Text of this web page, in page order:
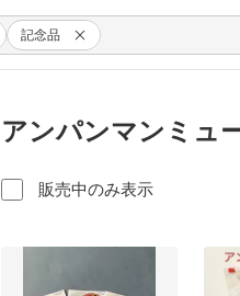
記念品
アンパンマンミュ
販売中のみ表示